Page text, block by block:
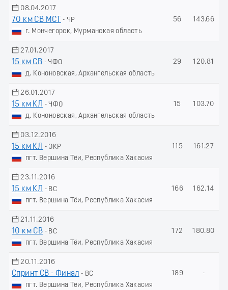
08.04.2017
70 км СВ МСТ
- ЧР
г. Мончегорск, Мурманская область
56 143.66
27.01.2017
15 км СВ - ЧФО
д. Кононовская, Архангельская область
29 120.81
26.01.2017
15 км КЛ
- ЧФО
д. Кононовская, Архангельская область
15 103.70
03.12.2016
15 км КЛ
- ЭКР
пгт. Вершина Тёи, Республика Хакасия
115 161.27
23.11.2016
15 км КЛ
- ВС
пгт. Вершина Тёи, Республика Хакасия
166 162.14
21.11.2016
10 км СВ - ВС
пгт. Вершина Тёи, Республика Хакасия
172 180.80
20.11.2016
Спринт СВ - Финал - ВС
пгт. Вершина Тёи, Республика Хакасия
189 -